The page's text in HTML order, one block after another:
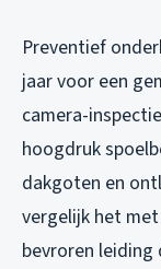
Preventief
jaar voor een
camera-
hoogdruk
dakgoten en
vergelijk het
bevroren leiding